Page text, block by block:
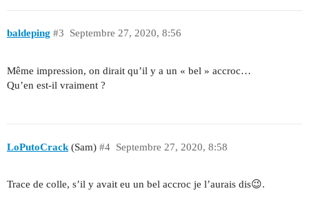
baldeping Septembre 27, 2020, 8:56
#3
Même impression, on dirait qu’il y a un « bel » accroc…
Qu’en est-il vraiment ?
LoPutoCrack (Sam) Septembre 27, 2020, 8:58
#4
Trace de colle, s’il y avait eu un bel accroc je l’aurais dis😉.